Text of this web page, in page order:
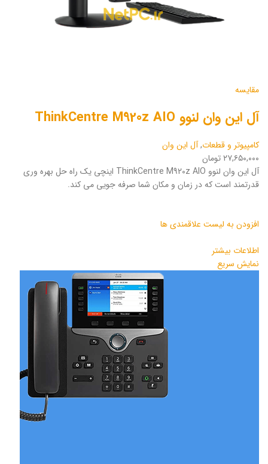
مقایسه
آل این وان لنوو ThinkCentre M920z AIO
کامپیوتر و قطعات,آل این وان
۲۷,۶۵۰,۰۰۰ تومان
آل این وان لنوو ThinkCentre M920z AIO اینچی یک راه حل بهره وری
قدرتمند است که در زمان و مکان شما صرفه جویی می کند.
افزودن به لیست علاقمندی ها
اطلاعات بیشتر
نمایش سریع